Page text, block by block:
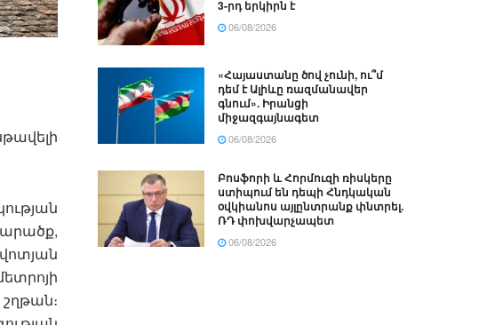
3-րդ երկիրն է
06/08/2026
«Հայաստանը ծով չունի, ու՞մ
դեմ է Ալիևը ռազմանավեր
գնում». Իրանցի
միջազգայնագետ
06/08/2026
Բոսֆորի և Հորմուզի ռիսկերը
ստիպում են դեպի Հնդկական
օվկիանոս այլընտրանք փնտրել.
ՌԴ փոխվարչապետ
06/08/2026